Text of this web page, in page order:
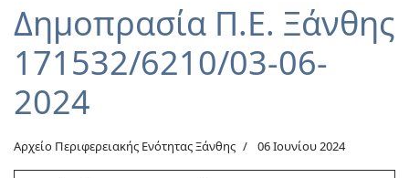
Δημοπρασία Π.Ε. Ξάνθης
171532/6210/03-06-
2024
Αρχείο Περιφερειακής Ενότητας Ξάνθης 06 Ιουνίου 2024